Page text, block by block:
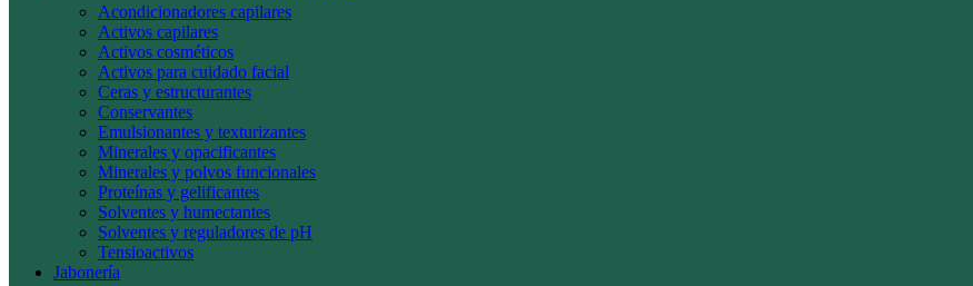
Acondicionadores capilares
Activos capilares
Activos cosméticos
Activos para cuidado facial
Ceras y estructurantes
Conservantes
Emulsionantes y texturizantes
Minerales y opacificantes
Minerales y polvos funcionales
Proteínas y gelificantes
Solventes y humectantes
Solventes y reguladores de pH
Tensioactivos
Jabonería